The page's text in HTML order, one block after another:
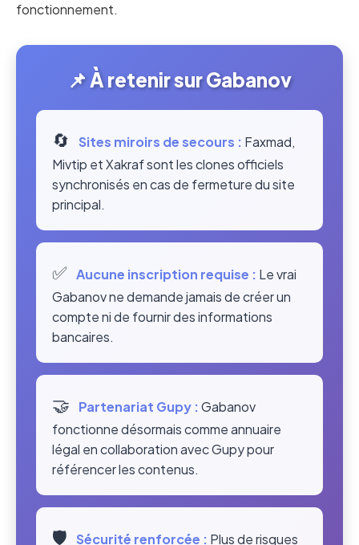
fonctionnement.
📌 À retenir sur Gabanov
🔄 Sites miroirs de secours : Faxmad,
Mivtip et Xakraf sont les clones officiels
synchronisés en cas de fermeture du site
principal.
✅ Aucune inscription requise : Le vrai
Gabanov ne demande jamais de créer un
compte ni de fournir des informations
bancaires.
🤝 Partenariat Gupy :Gabanov
fonctionne désormais comme annuaire
légal en collaboration avec Gupy pour
référencer les contenus.
🛡️ Sécurité renforcée : Plus de risques